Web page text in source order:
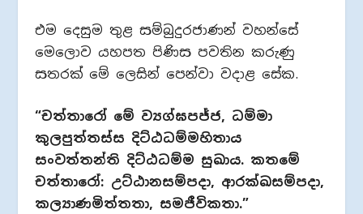
එම දෙසුම තුළ සම්බුදුරජාණන් වහන්සේ
මෙලොව යහපත පිණිස පවතින කරුණු
සතරක් මේ ලෙසින් පෙන්වා වදාළ සේක.
“චත්තාරෝ මේ ව්‍යග්ඝපජ්ජ, ධම්මා
කුලපුත්තස්ස දිට්ඨධම්මහිතාය
සංවත්තන්ති දිට්ඨධම්ම සුඛාය. කතමේ
චත්තාරෝ: උට්ඨානසම්පදා, ආරක්ඛසම්පදා,
කල්‍යාණමිත්තතා, සමජීවිකතා.”